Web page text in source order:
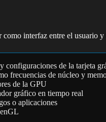
como interfaz entre el usuario
configuraciones de la tarjeta
frecuencias de núcleo y
de la GPU
gráfico en tiempo real
o aplicaciones